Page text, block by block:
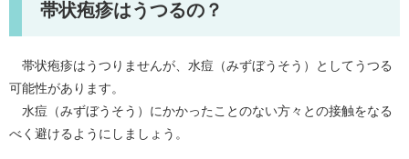
帯状疱疹はうつるの？
帯状疱疹はうつりませんが、水痘（みずぼうそう）としてうつる
可能性があります。
水痘（みずぼうそう）にかかったことのない方々との接触をなる
べく避けるようにしましょう。